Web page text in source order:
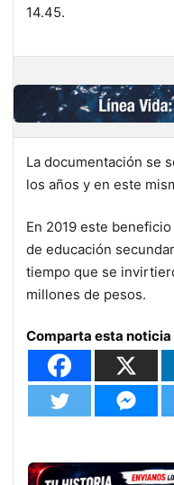
14.45.
La documentación se
los años y en este
En 2019 este
de educación
tiempo que se
millones de pesos.
Comparta esta noticia